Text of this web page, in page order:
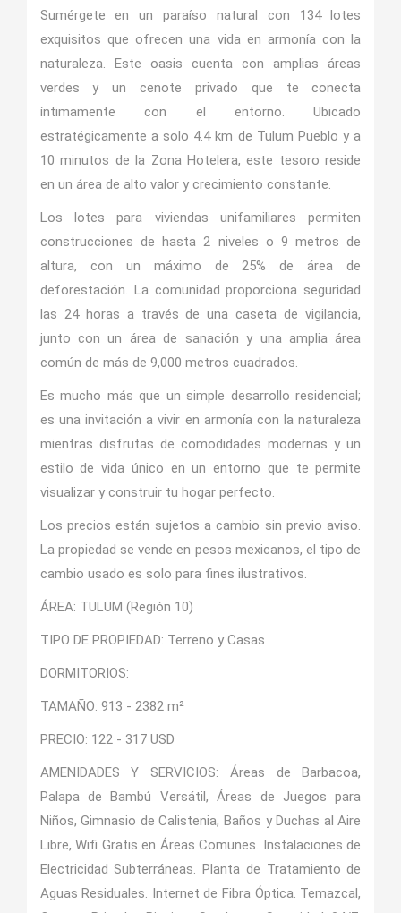
Sumérgete en un paraíso natural con 134 lotes
exquisitos que ofrecen una vida en armonía con la
naturaleza. Este oasis cuenta con amplias áreas
verdes y un cenote privado que te conecta
íntimamente con el entorno. Ubicado
estratégicamente a solo 4.4 km de Tulum Pueblo y a
10 minutos de la Zona Hotelera, este tesoro reside
en un área de alto valor y crecimiento constante.
Los lotes para viviendas unifamiliares permiten
construcciones de hasta 2 niveles o 9 metros de
altura, con un máximo de 25% de área de
deforestación. La comunidad proporciona seguridad
las 24 horas a través de una caseta de vigilancia,
junto con un área de sanación y una amplia área
común de más de 9,000 metros cuadrados.
Es mucho más que un simple desarrollo residencial;
es una invitación a vivir en armonía con la naturaleza
mientras disfrutas de comodidades modernas y un
estilo de vida único en un entorno que te permite
visualizar y construir tu hogar perfecto.
Los precios están sujetos a cambio sin previo aviso.
La propiedad se vende en pesos mexicanos, el tipo de
cambio usado es solo para fines ilustrativos.
ÁREA: TULUM (Región 10)
TIPO DE PROPIEDAD: Terreno y Casas
DORMITORIOS:
TAMAÑO: 913 - 2382 m²
PRECIO: 122 - 317 USD
AMENIDADES Y SERVICIOS: Áreas de Barbacoa,
Palapa de Bambú Versátil, Áreas de Juegos para
Niños, Gimnasio de Calistenia, Baños y Duchas al Aire
Libre, Wifi Gratis en Áreas Comunes. Instalaciones de
Electricidad Subterráneas. Planta de Tratamiento de
Aguas Residuales. Internet de Fibra Óptica. Temazcal,